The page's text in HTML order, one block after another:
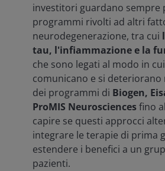
investitori guardano sempre
programmi rivolti ad altri
neurodegenerazione, tra cui
tau, l'infiammazione e la
che sono legati al modo in
comunicano e si
dei programmi di Biogen,
ProMIS Neurosciencesfino
capire se questi approcci
integrare le terapie di prima
estendere i benefici a un
pazienti.